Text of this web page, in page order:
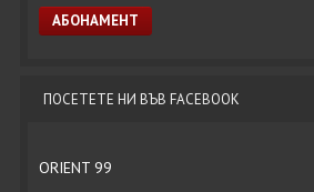
ПОСЕТЕТЕ НИ ВЪВ FACEBOOK
ORIENT 99